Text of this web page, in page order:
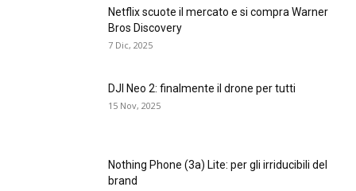
Netflix scuote il mercato e si compra Warner
Bros Discovery
7 Dic, 2025
DJI Neo 2: finalmente il drone per tutti
15 Nov, 2025
Nothing Phone (3a) Lite: per gli irriducibili del
brand